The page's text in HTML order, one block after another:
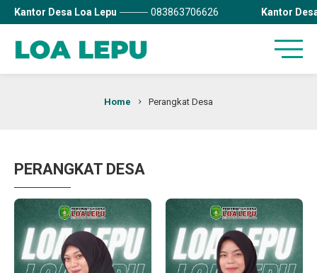
Kantor Desa Loa Lepu 083863706626 Kantor
Home Perangkat Desa
PERANGKAT DESA